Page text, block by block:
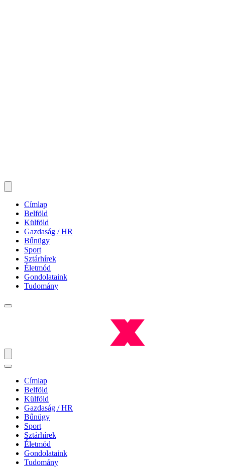
Címlap
Belföld
Külföld
Gazdaság / HR
Bűnügy
Sport
Sztárhírek
Életmód
Gondolataink
Tudomány
Címlap
Belföld
Külföld
Gazdaság / HR
Bűnügy
Sport
Sztárhírek
Életmód
Gondolataink
Tudomány